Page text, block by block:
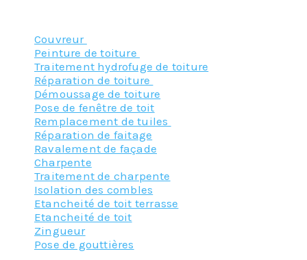
Couvreur
Peinture de toiture
Traitement hydrofuge de toiture
Réparation de toiture
Démoussage de toiture
Pose de fenêtre de toit
Remplacement de tuiles
Réparation de faitage
Ravalement de façade
Charpente
Traitement de charpente
Isolation des combles
Etancheité de toit terrasse
Etancheité de toit
Zingueur
Pose de gouttières